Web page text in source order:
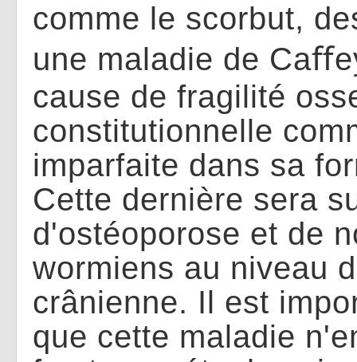
comme le scorbut,
une maladie de Caﬀ
cause de fragilité
constitutionnelle
imparfaite dans sa
Cette dernière sera
d'ostéoporose et de
wormiens au niveau
crânienne. Il est
que cette maladie